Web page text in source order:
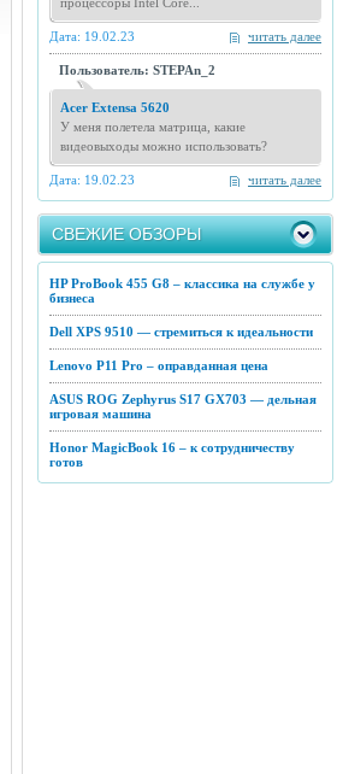
читать далее
Дата: 19.02.23
Пользователь: STEPAn_2
Acer Extensa 5620
У меня полетела матрица, какие
видеовыходы можно использовать?
читать далее
Дата: 19.02.23
СВЕЖИЕ ОБЗОРЫ
HP ProBook 455 G8 – классика на службе у
бизнеса
Dell XPS 9510 — стремиться к идеальности
Lenovo P11 Pro – оправданная цена
ASUS ROG Zephyrus S17 GX703 — дельная
игровая машина
Honor MagicBook 16 – к сотрудничеству
готов